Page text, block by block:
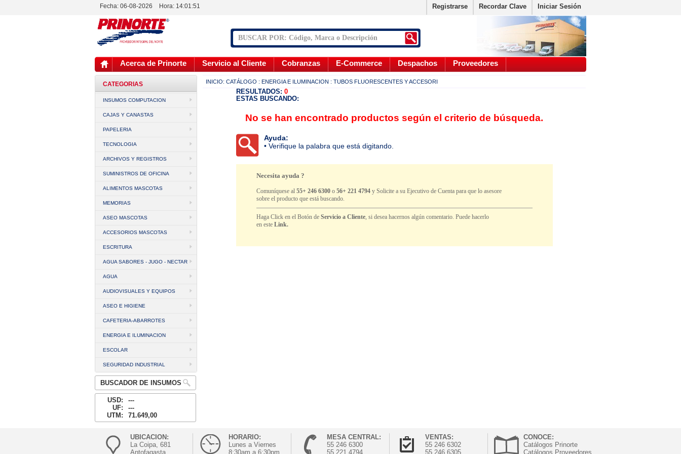
Fecha: 06-08-2026 Hora: 14:01:51 Registrarse Recordar Clave Iniciar Sesión
Acerca de Prinorte Servicio al Cliente Cobranzas E-Commerce Despachos Proveedores
CATEGORIAS
INSUMOS COMPUTACION
CAJAS Y CANASTAS
PAPELERIA
TECNOLOGIA
ARCHIVOS Y REGISTROS
SUMINISTROS DE OFICINA
ALIMENTOS MASCOTAS
MEMORIAS
ASEO MASCOTAS
ACCESORIOS MASCOTAS
ESCRITURA
AGUA SABORES - JUGO - NECTAR
AGUA
AUDIOVISUALES Y EQUIPOS
ASEO E HIGIENE
CAFETERIA-ABARROTES
ENERGIA E ILUMINACION
ESCOLAR
SEGURIDAD INDUSTRIAL
BUSCADOR DE INSUMOS
USD:
---
UF:
---
UTM:
71.649,00
INICIO: CATÁLOGO : ENERGIA E ILUMINACION : TUBOS FLUORESCENTES Y ACCESORI
RESULTADOS: 0
ESTAS BUSCANDO:
No se han encontrado productos según el criterio de búsqueda.
Ayuda:
• Verifique la palabra que está digitando.
Necesita ayuda ?
Comuníquese al55+ 246 6300 o56+ 221 4794 y Solicite a su Ejecutivo de Cuenta para que lo asesore
sobre el producto que está buscando.
Haga Click en el Botón deServicio a Cliente, si desea hacernos algún comentario. Puede hacerlo
en esteLink.
UBICACION:
La Coipa, 681
Antofagasta
HORARIO:
Lunes a Viernes
8:30am a 6:30pm
MESA CENTRAL:
55 246 6300
55 221 4794
VENTAS:
55 246 6302
55 246 6305
CONOCE:
Catálogos Prinorte
Catálogos Proveedores